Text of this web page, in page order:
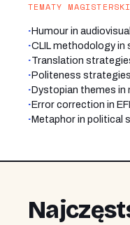
TEMATY
·Humour in
·CLIL methodology in
·Translation
·Politeness
·Dystopian themes in
·Error correction in
·Metaphor in political